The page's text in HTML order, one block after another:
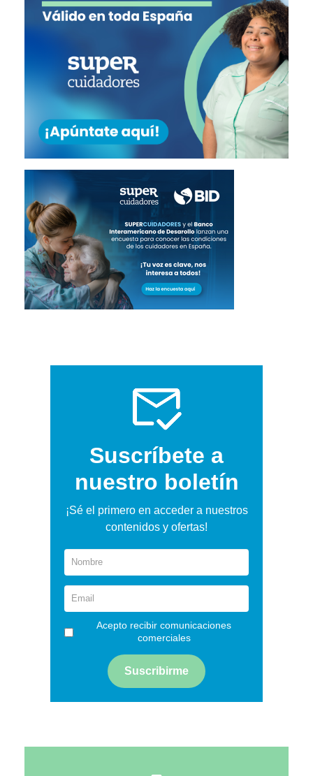
Suscríbete a
nuestro boletín
¡Sé el primero en acceder a nuestros
contenidos y ofertas!
Acepto recibir comunicaciones
comerciales